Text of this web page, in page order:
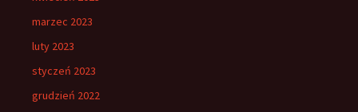
marzec 2023
luty 2023
styczeń 2023
grudzień 2022